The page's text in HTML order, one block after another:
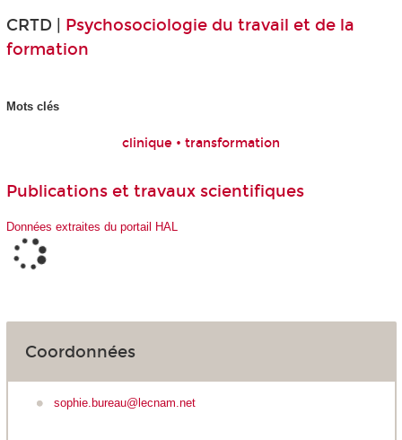
CRTD | Psychosociologie du travail et de la
formation
Mots clés
clinique • transformation
Publications et travaux scientifiques
Données extraites du portail HAL
Coordonnées
sophie.bureau@lecnam.net